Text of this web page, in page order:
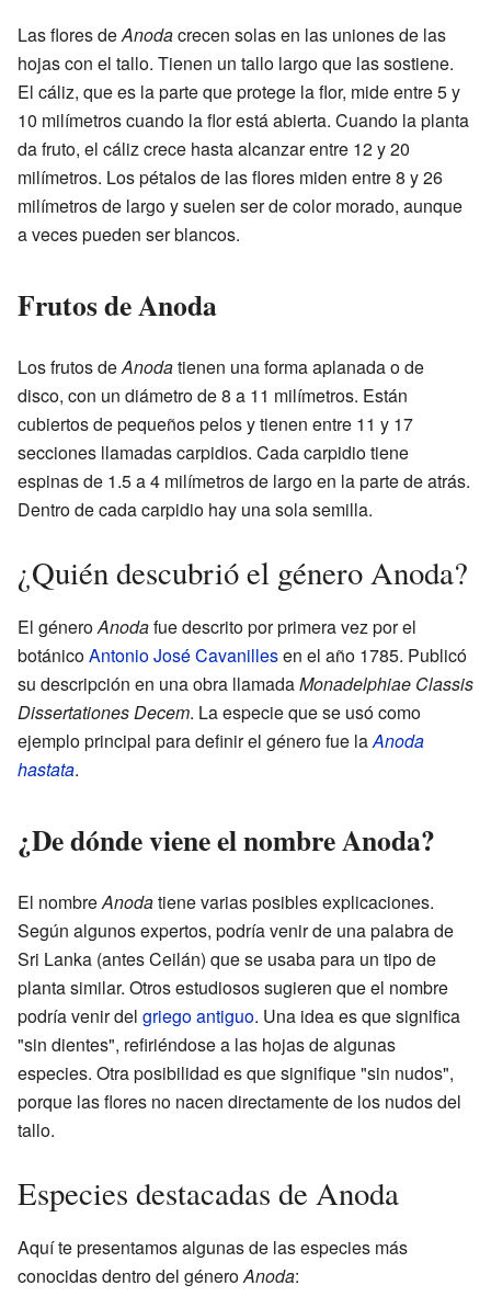
Las flores deAnodacrecen solas en las uniones de las
hojas con el tallo. Tienen un tallo largo que las sostiene.
El cáliz, que es la parte que protege la flor, mide entre 5 y
10 milímetros cuando la flor está abierta. Cuando la planta
da fruto, el cáliz crece hasta alcanzar entre 12 y 20
milímetros. Los pétalos de las flores miden entre 8 y 26
milímetros de largo y suelen ser de color morado, aunque
a veces pueden ser blancos.
Frutos de Anoda
Los frutos deAnodatienen una forma aplanada o de
disco, con un diámetro de 8 a 11 milímetros. Están
cubiertos de pequeños pelos y tienen entre 11 y 17
secciones llamadas carpidios. Cada carpidio tiene
espinas de 1.5 a 4 milímetros de largo en la parte de atrás.
Dentro de cada carpidio hay una sola semilla.
¿Quién descubrió el género Anoda?
El géneroAnodafue descrito por primera vez por el
botánicoAntonio José Cavanillesen el año 1785. Publicó
su descripción en una obra llamadaMonadelphiae Classis
Dissertationes Decem. La especie que se usó como
ejemplo principal para definir el género fue laAnoda
hastata.
¿De dónde viene el nombre Anoda?
El nombreAnodatiene varias posibles explicaciones.
Según algunos expertos, podría venir de una palabra de
Sri Lanka (antes Ceilán) que se usaba para un tipo de
planta similar. Otros estudiosos sugieren que el nombre
podría venir del griego antiguo. Una idea es que significa
"sin dientes", refiriéndose a las hojas de algunas
especies. Otra posibilidad es que signifique "sin nudos",
porque las flores no nacen directamente de los nudos del
tallo.
Especies destacadas de Anoda
Aquí te presentamos algunas de las especies más
conocidas dentro del géneroAnoda: